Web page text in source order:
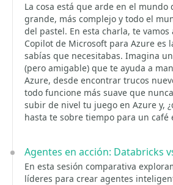
La cosa está que arde en el mundo
grande, más complejo y todo el
del pastel. En esta charla, te vamos
Copilot de Microsoft para Azure es
sabías que necesitabas. Imagina
(pero amigable) que te ayuda a
Azure, desde encontrar trucos
todo funcione más suave que
subir de nivel tu juego en Azure y,
hasta te sobre tiempo para un café
Agentes en acción: Databricks
En esta sesión comparativa
líderes para crear agentes